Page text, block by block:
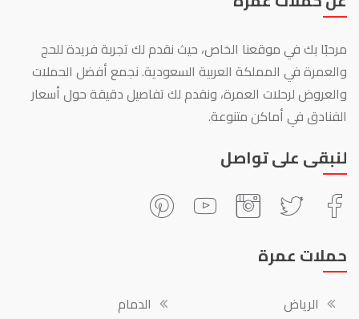
مرحبًا بك في موقعنا الخاص، حيث نقدم لك تجربة فريدة للحج
والعمرة في المملكة العربية السعودية. نجمع أفضل الحملات
والعروض لرحلات العمرة، ونقدم لك تفاصيل دقيقة حول أسعار
الفنادق في أماكن متنوعة.
لنبقى على تواصل
حملات عمرة
الرياض
الدمام